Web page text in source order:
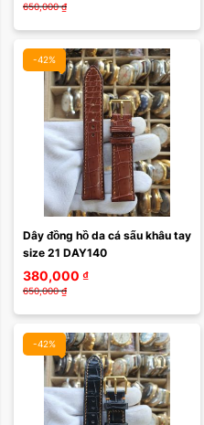
650,000 ₫
-42%
Dây đồng hồ da cá sấu khâu tay
size 21 DAY140
380,000 ₫
650,000 ₫
-42%